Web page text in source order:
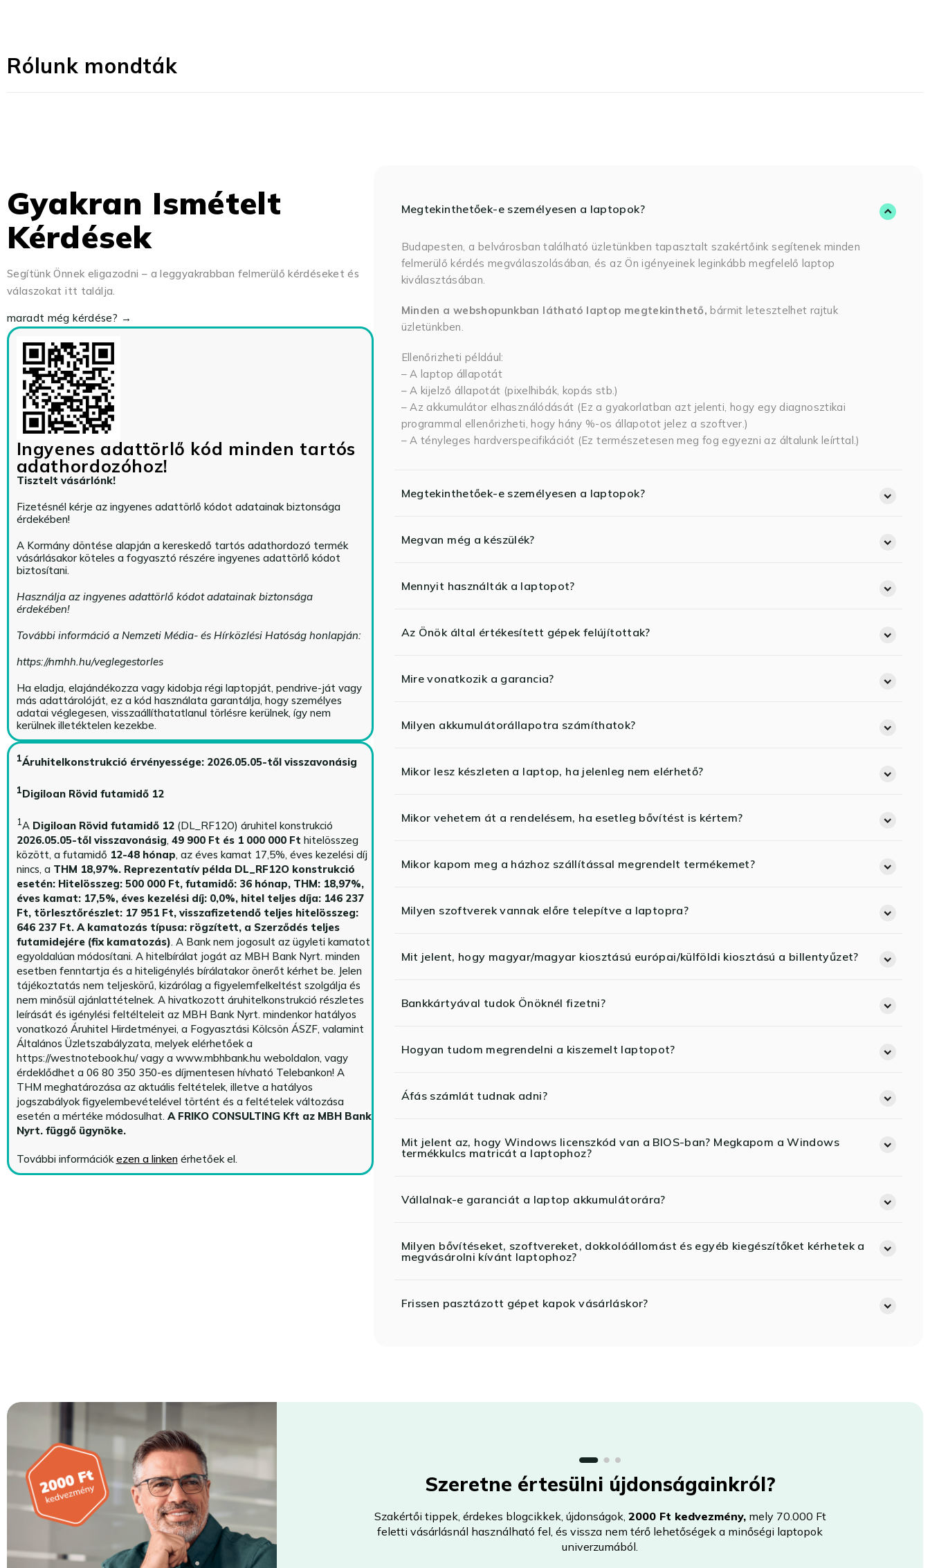
Rólunk mondták
Gyakran Ismételt
Kérdések
Segítünk Önnek eligazodni – a leggyakrabban felmerülő kérdéseket és
válaszokat itt találja.
maradt még kérdése? →
Ingyenes adattörlő kód minden tartós
adathordozóhoz!
Tisztelt vásárlónk!
Fizetésnél kérje az ingyenes adattörlő kódot adatainak biztonsága
érdekében!
A Kormány döntése alapján a kereskedő tartós adathordozó termék
vásárlásakor köteles a fogyasztó részére ingyenes adattörlő kódot
biztosítani.
Használja az ingyenes adattörlő kódot adatainak biztonsága
érdekében!
További információ a Nemzeti Média- és Hírközlési Hatóság honlapján:
https://nmhh.hu/veglegestorles
Ha eladja, elajándékozza vagy kidobja régi laptopját, pendrive-ját vagy
más adattárolóját, ez a kód használata garantálja, hogy személyes
adatai véglegesen, visszaállíthatatlanul törlésre kerülnek, így nem
kerülnek illetéktelen kezekbe.
1Áruhitelkonstrukció érvényessége: 2026.05.05-től visszavonásig
1Digiloan Rövid futamidő 12
1A Digiloan Rövid futamidő 12(DL_RF12O) áruhitel konstrukció
2026.05.05-től visszavonásig, 49 900 Ft és 1 000 000 Ft hitelösszeg
között, a futamidő 12-48 hónap, az éves kamat 17,5%, éves kezelési díj
nincs, a THM 18,97%. Reprezentatív példa DL_RF12O konstrukció
esetén: Hitelösszeg: 500 000 Ft, futamidő: 36 hónap, THM: 18,97%,
éves kamat: 17,5%, éves kezelési díj: 0,0%, hitel teljes díja: 146 237
Ft, törlesztőrészlet: 17 951 Ft, visszafizetendő teljes hitelösszeg:
646 237 Ft. A kamatozás típusa: rögzített, a Szerződés teljes
futamidejére (fix kamatozás). A Bank nem jogosult az ügyleti kamatot
egyoldalúan módosítani. A hitelbírálat jogát az MBH Bank Nyrt. minden
esetben fenntartja és a hiteligénylés bírálatakor önerőt kérhet be. Jelen
tájékoztatás nem teljeskörű, kizárólag a figyelemfelkeltést szolgálja és
nem minősül ajánlattételnek. A hivatkozott áruhitelkonstrukció részletes
leírását és igénylési feltélteleit az MBH Bank Nyrt. mindenkor hatályos
vonatkozó Áruhitel Hirdetményei, a Fogyasztási Kölcsön ÁSZF, valamint
Általános Üzletszabályzata, melyek elérhetőek a
https://westnotebook.hu/vagy a www.mbhbank.hu weboldalon, vagy
érdeklődhet a 06 80 350 350-es díjmentesen hívható Telebankon! A
THM meghatározása az aktuális feltételek, illetve a hatályos
jogszabályok figyelembevételével történt és a feltételek változása
esetén a mértéke módosulhat. A FRIKO CONSULTING Kft az MBH Bank
Nyrt. függő ügynöke.
További információk ezen a linkenérhetőek el.
Megtekinthetőek-e személyesen a laptopok?
Budapesten, a belvárosban található üzletünkben tapasztalt szakértőink segítenek minden
felmerülő kérdés megválaszolásában, és az Ön igényeinek leginkább megfelelő laptop
kiválasztásában.
Minden a webshopunkban látható laptop megtekinthető,bármit letesztelhet rajtuk
üzletünkben.
Ellenőrizheti például:
– A laptop állapotát
– A kijelző állapotát (pixelhibák, kopás stb.)
– Az akkumulátor elhasználódását (Ez a gyakorlatban azt jelenti, hogy egy diagnosztikai
programmal ellenőrizheti, hogy hány %-os állapotot jelez a szoftver.)
– A tényleges hardverspecifikációt (Ez természetesen meg fog egyezni az általunk leírttal.)
Megtekinthetőek-e személyesen a laptopok?
Megvan még a készülék?
Mennyit használták a laptopot?
Az Önök által értékesített gépek felújítottak?
Mire vonatkozik a garancia?
Milyen akkumulátorállapotra számíthatok?
Mikor lesz készleten a laptop, ha jelenleg nem elérhető?
Mikor vehetem át a rendelésem, ha esetleg bővítést is kértem?
Mikor kapom meg a házhoz szállítással megrendelt termékemet?
Milyen szoftverek vannak előre telepítve a laptopra?
Mit jelent, hogy magyar/magyar kiosztású európai/külföldi kiosztású a billentyűzet?
Bankkártyával tudok Önöknél fizetni?
Hogyan tudom megrendelni a kiszemelt laptopot?
Áfás számlát tudnak adni?
Mit jelent az, hogy Windows licenszkód van a BIOS-ban? Megkapom a Windows
termékkulcs matricát a laptophoz?
Vállalnak-e garanciát a laptop akkumulátorára?
Milyen bővítéseket, szoftvereket, dokkolóállomást és egyéb kiegészítőket kérhetek a
megvásárolni kívánt laptophoz?
Frissen pasztázott gépet kapok vásárláskor?
Szeretne értesülni újdonságainkról?
Szakértői tippek, érdekes blogcikkek, újdonságok, 2000 Ft kedvezmény,mely 70.000 Ft
feletti vásárlásnál használható fel, és vissza nem térő lehetőségek a minőségi laptopok
univerzumából.